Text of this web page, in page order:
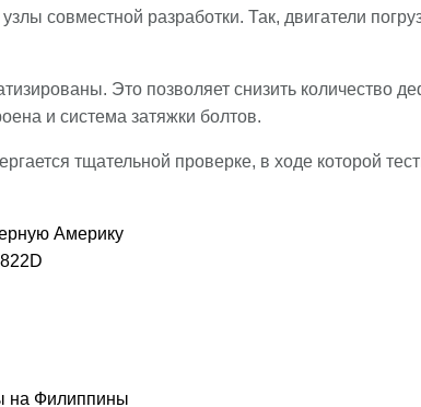
совместной разработки. Так, двигатели
Это позволяет снизить количество
и система затяжки болтов.
тщательной проверке, в ходе которой
Америку